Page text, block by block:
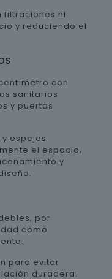
filtraciones ni
y reduciendo el
con
sanitarios
y puertas
espejos
el espacio,
y
por
como
para evitar
duradera.